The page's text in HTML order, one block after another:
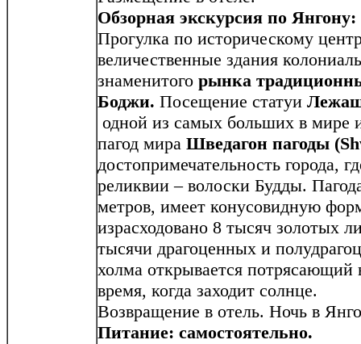
Обзорная экскурсия по Янгону:
Прогулка по историческому
величественные здания
знаменитого рынка
Боджи. Посещение статуи
одной из самых больших в мире
пагод мира Шведагон пагоды
достопримечательность города,
реликвии – волоски Будды.
метров, имеет конусовидную
израсходовано 8 тысяч золотых
тысячи драгоценных и
холма открывается потрясающий
время, когда заходит солнце.
Возвращение в отель. Ночь в
Питание: самостоятельно.